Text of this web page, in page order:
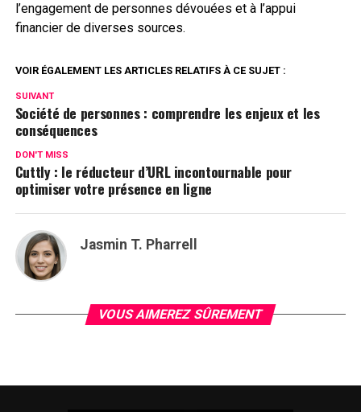
l’engagement de personnes dévouées et à l’appui
financier de diverses sources.
VOIR ÉGALEMENT LES ARTICLES RELATIFS À CE SUJET :
SUIVANT
Société de personnes : comprendre les enjeux et les
conséquences
DON'T MISS
Cuttly : le réducteur d’URL incontournable pour
optimiser votre présence en ligne
Jasmin T. Pharrell
VOUS AIMEREZ SÛREMENT